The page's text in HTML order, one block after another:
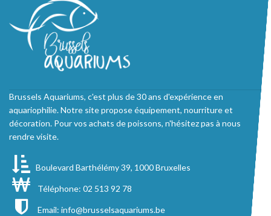
Brussels Aquariums, c'est plus de 30 ans d'expérience en
aquariophilie. Notre site propose équipement, nourriture et
décoration. Pour vos achats de poissons, n'hésitez pas à nous
rendre visite.
Boulevard Barthélémy 39, 1000 Bruxelles
Téléphone: 02 513 92 78
Email: info@brusselsaquariums.be